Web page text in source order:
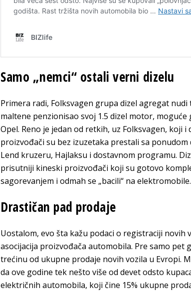
Samo „nemci“ ostali verni dizelu
Primera radi, Folksvagen grupa dizel agregat
maltene penzionisao svoj 1.5 dizel motor,
Opel. Reno je jedan od retkih, uz Folksvagen, koji i
proizvođači su bez izuzetaka prestali sa
Lend kruzeru, Hajlaksu i dostavnom programu.
prisutniji kineski proizvođači koji su gotovo
sagorevanjem i odmah se „bacili“ na elektromobile.
Drastičan pad prodaje
Uostalom, evo šta kažu podaci o registraciji novih
asocijacija proizvođača automobila. Pre samo pet
trećinu od ukupne prodaje novih vozila u Evropi.
da ove godine tek nešto više od devet odsto
električnih automobila, koji čine 15% ukupne